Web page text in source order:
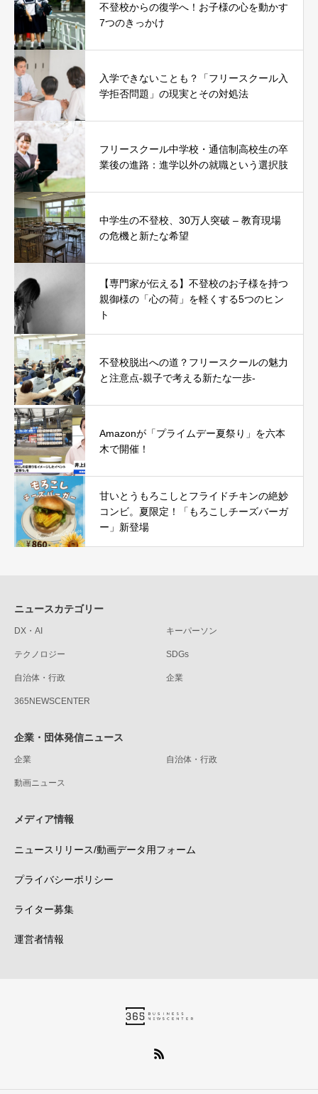
不登校からの復学へ！お子様の心を動かす
7つのきっかけ
入学できないことも？「フリースクール入
学拒否問題」の現実とその対処法
フリースクール中学校・通信制高校生の卒
業後の進路：進学以外の就職という選択肢
中学生の不登校、30万人突破 – 教育現場
の危機と新たな希望
【専門家が伝える】不登校のお子様を持つ
親御様の「心の荷」を軽くする5つのヒン
ト
不登校脱出への道？フリースクールの魅力
と注意点-親子で考える新たな一歩-
Amazonが「プライムデー夏祭り」を六本
木で開催！
甘いとうもろこしとフライドチキンの絶妙
コンビ。夏限定！「もろこしチーズバーガ
ー」新登場
ニュースカテゴリー
DX・AI キーパーソン
テクノロジー SDGs
自治体・行政 企業
365NEWSCENTER
企業・団体発信ニュース
企業 自治体・行政
動画ニュース
メディア情報
ニュースリリース/動画データ用フォーム
プライバシーポリシー
ライター募集
運営者情報